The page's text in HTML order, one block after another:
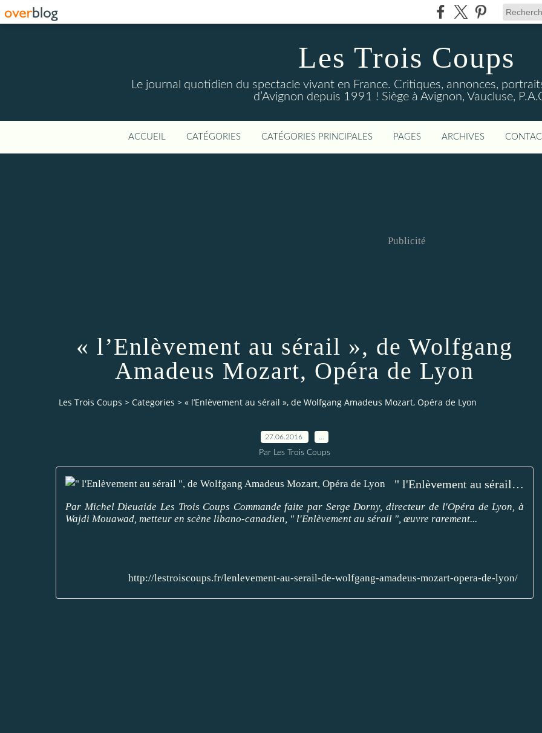
Les Trois Coups
Le journal quotidien du spectacle vivant en France. Critiques, annonces,
d’Avignon depuis 1991 ! Siège à Avignon, Vaucluse,
ACCUEIL CATÉGORIES CATÉGORIES PRINCIPALES PAGES ARCHIVES
Publicité
« l’Enlèvement au sérail », de Wolfgang
Amadeus Mozart, Opéra de Lyon
Les Trois Coups > Categories > « l’Enlèvement au sérail », de Wolfgang Amadeus Mozart, Opéra de Lyon
27.06.2016
Par Les Trois Coups
" l'Enlèvement au sérail ", de Wolfgang Amadeus Mozart, Opéra de Lyon
Par Michel Dieuaide Les Trois Coups Commande faite par Serge Dorny, directeur de l'Opéra de Lyon, à
Wajdi Mouawad, metteur en scène libano-canadien, " l'Enlèvement au sérail ", œuvre rarement...
http://lestroiscoups.fr/lenlevement-au-serail-de-wolfgang-amadeus-mozart-opera-de-lyon/